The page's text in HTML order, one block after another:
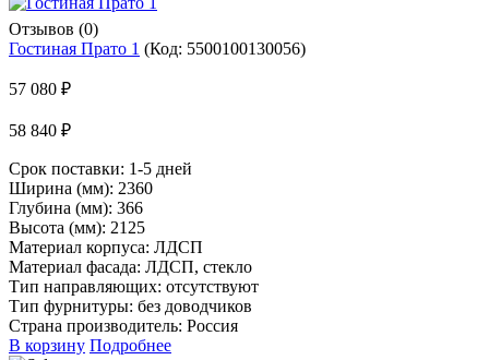
Отзывов (0)
Гостиная Прато 1 (Код: 5500100130056)
57 080 ₽
58 840 ₽
Срок поставки: 1-5 дней
Ширина (мм): 2360
Глубина (мм): 366
Высота (мм): 2125
Материал корпуса: ЛДСП
Материал фасада: ЛДСП, стекло
Тип направляющих: отсутствуют
Тип фурнитуры: без доводчиков
Страна производитель: Россия
В корзину Подробнее